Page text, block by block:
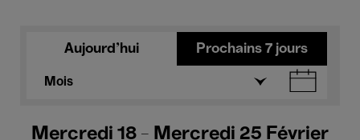
Aujourd'hui Prochains 7 jours
Mois
Mercredi 18 - Mercredi 25 Février